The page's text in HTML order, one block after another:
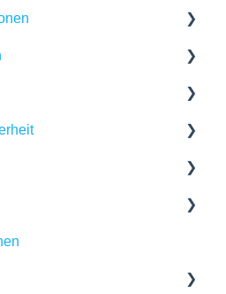
erstellen
und Richtlinien